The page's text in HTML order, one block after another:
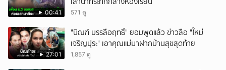
00:41 571 ดู
27:01
"บิณฑ์ บรรลือฤทธิ์" ยอมพูดแล้ว ข่าวลือ "ใหม่
เจริญปุระ" เอาคุณแม่มาฝากบ้านสุขสุดท้าย
1,857 ดู